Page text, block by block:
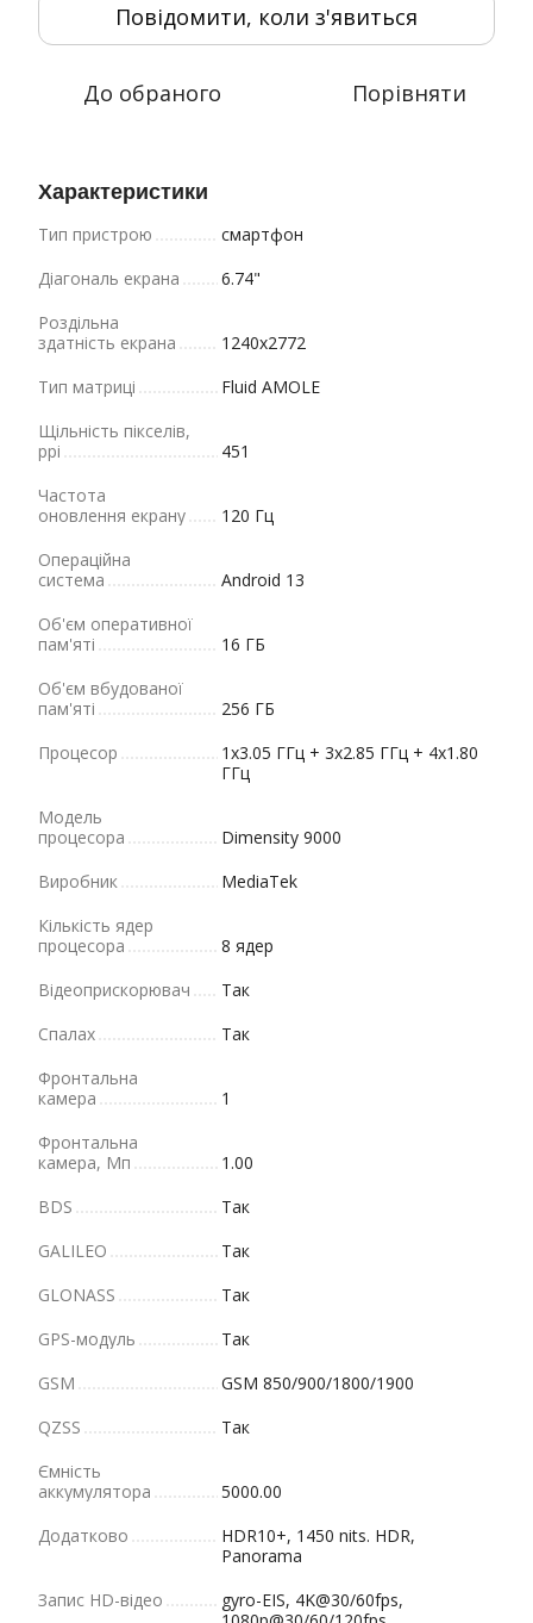
Повідомити, коли з'явиться
До обраного Порівняти
Характеристики
Тип пристрою
смартфон
Діагональ екрана
6.74"
Роздільна
здатність екрана
1240x2772
Тип матриці
Fluid AMOLE
Щільність пікселів,
ppi
451
Частота
оновлення екрану
120 Гц
Операційна
система
Android 13
Об'єм оперативної
пам'яті
16 ГБ
Об'єм вбудованої
пам'яті
256 ГБ
Процесор
1x3.05 ГГц + 3x2.85 ГГц + 4x1.80
ГГц
Модель
процесора
Dimensity 9000
Виробник
MediaTek
Кількість ядер
процесора
8 ядер
Відеоприскорювач
Так
Cпалах
Так
Фронтальна
камера
1
Фронтальна
камера, Мп
1.00
BDS
Так
GALILEO
Так
GLONASS
Так
GPS-модуль
Так
GSM
GSM 850/900/1800/1900
QZSS
Так
Ємність
аккумулятора
5000.00
Додатково
HDR10+, 1450 nits. HDR,
Panorama
Запис HD-відео
gyro-EIS, 4K@30/60fps,